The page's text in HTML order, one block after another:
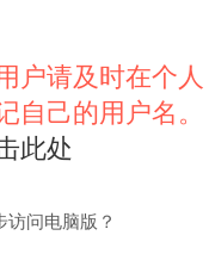
户请及时在个人
自己的用户名。
此处
问电脑版？